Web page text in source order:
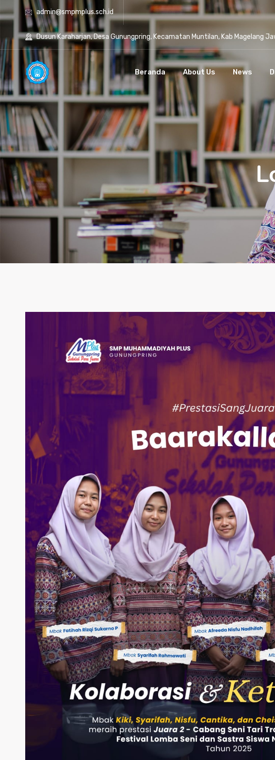
admin@smpmplus.sch.id
Dusun Karaharjan, Desa Gunungpring, Kecamatan Muntilan, Kab Magelang
Beranda About Us News